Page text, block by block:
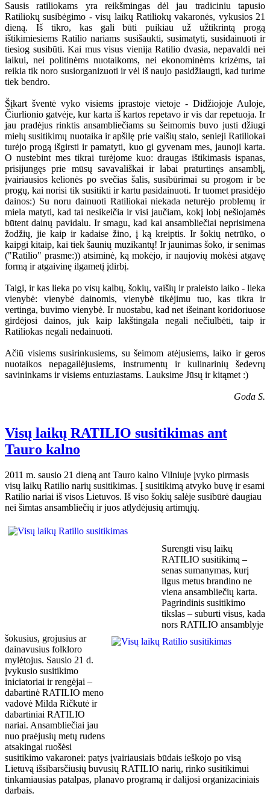
Sausis ratiliokams yra reikšmingas dėl jau tradiciniu tapusio
Ratiliokų susibėgimo - visų laikų Ratiliokų vakaronės, vykusios 21
dieną. Iš tikro, kas gali būti puikiau už užtikrintą progą
ištikimiesiems Ratilio nariams susišaukti, susimatyti, susidainuoti ir
tiesiog susibūti. Kai mus visus vienija Ratilio dvasia, nepavaldi nei
laikui, nei politinėms nuotaikoms, nei ekonominėms krizėms, tai
reikia tik noro susiorganizuoti ir vėl iš naujo pasidžiaugti, kad turime
tiek bendro.
Šįkart šventė vyko visiems įprastoje vietoje - Didžiojoje Auloje,
Čiurlionio gatvėje, kur karta iš kartos repetavo ir vis dar repetuoja. Ir
jau pradėjus rinktis ansambliečiams su šeimomis buvo justi džiugi
mielų susitikimų nuotaika ir apšilę prie vaišių stalo, senieji Ratiliokai
turėjo progą išgirsti ir pamatyti, kuo gi gyvenam mes, jaunoji karta.
O nustebint mes tikrai turėjome kuo: draugas ištikimasis ispanas,
prisijungęs prie mūsų savavališkai ir labai praturtinęs ansamblį,
įvairiausios kelionės po svečias šalis, susibūrimai su progom ir be
progų, kai norisi tik susitikti ir kartu pasidainuoti. Ir tuomet prasidėjo
dainos:) Su noru dainuoti Ratiliokai niekada neturėjo problemų ir
miela matyti, kad tai nesikeičia ir visi jaučiam, kokį lobį nešiojamės
būtent dainų pavidalu. Ir smagu, kad kai ansambliečiai neprisimena
žodžių, jie kaip ir kadaise žino, į ką kreiptis. Ir šokių netrūko, o
kaipgi kitaip, kai tiek šaunių muzikantų! Ir jaunimas šoko, ir senimas
("Ratilio" prasme:)) atsiminė, ką mokėjo, ir naujovių mokėsi atgavę
formą ir atgaivinę ilgametį įdirbį.
Taigi, ir kas lieka po visų kalbų, šokių, vaišių ir praleisto laiko - lieka
vienybė: vienybė dainomis, vienybė tikėjimu tuo, kas tikra ir
vertinga, buvimo vienybė. Ir nuostabu, kad net išeinant koridoriuose
girdėjosi dainos, juk kaip lakštingala negali nečiulbėti, taip ir
Ratiliokas negali nedainuoti.
Ačiū visiems susirinkusiems, su šeimom atėjusiems, laiko ir geros
nuotaikos nepagailėjusiems, instrumentų ir kulinarinių šedevrų
savininkams ir visiems entuziastams. Lauksime Jūsų ir kitąmet :)
Goda S.
Visų laikų RATILIO susitikimas ant
Tauro kalno
2011 m. sausio 21 dieną ant Tauro kalno Vilniuje įvyko pirmasis
visų laikų Ratilio narių susitikimas. Į susitikimą atvyko buvę ir esami
Ratilio nariai iš visos Lietuvos. Iš viso šokių salėje susibūrė daugiau
nei šimtas ansambliečių ir juos atlydėjusių artimųjų.
Surengti visų laikų
RATILIO susitikimą –
senas sumanymas, kurį
ilgus metus brandino ne
viena ansambliečių karta.
Pagrindinis susitikimo
tikslas – suburti visus, kada
nors RATILIO ansamblyje
šokusius, grojusius ar
dainavusius folkloro
mylėtojus. Sausio 21 d.
įvykusio susitikimo
iniciatoriai ir rengėjai –
dabartinė RATILIO meno
vadovė Milda Ričkutė ir
dabartiniai RATILIO
nariai. Ansambliečiai jau
nuo praėjusių metų rudens
atsakingai ruošėsi
susitikimo vakaronei: patys įvairiausiais būdais ieškojo po visą
Lietuvą išsibarsčiusių buvusių RATILIO narių, rinko susitikimui
tinkamiausias patalpas, planavo programą ir dalijosi organizaciniais
darbais.